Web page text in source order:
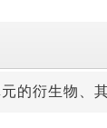
的衍生物、